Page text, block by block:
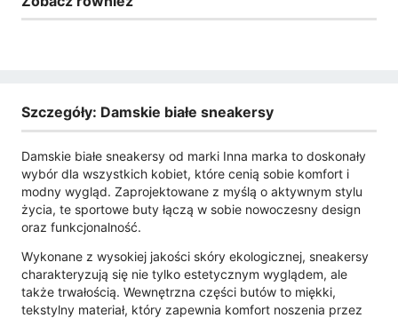
Szczegóły: Damskie białe sneakersy
Damskie białe sneakersy od marki Inna marka to doskonały
wybór dla wszystkich kobiet, które cenią sobie komfort i
modny wygląd. Zaprojektowane z myślą o aktywnym stylu
życia, te sportowe buty łączą w sobie nowoczesny design
oraz funkcjonalność.
Wykonane z wysokiej jakości skóry ekologicznej, sneakersy
charakteryzują się nie tylko estetycznym wyglądem, ale
także trwałością. Wewnętrzna części butów to miękki,
tekstylny materiał, który zapewnia komfort noszenia przez